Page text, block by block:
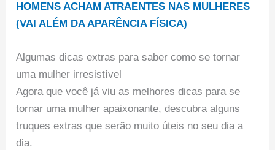
HOMENS ACHAM ATRAENTES NAS MULHERES
(VAI ALÉM DA APARÊNCIA FÍSICA)
Algumas dicas extras para saber como se tornar
uma mulher irresistível
Agora que você já viu as melhores dicas para se
tornar uma mulher apaixonante, descubra alguns
truques extras que serão muito úteis no seu dia a
dia.